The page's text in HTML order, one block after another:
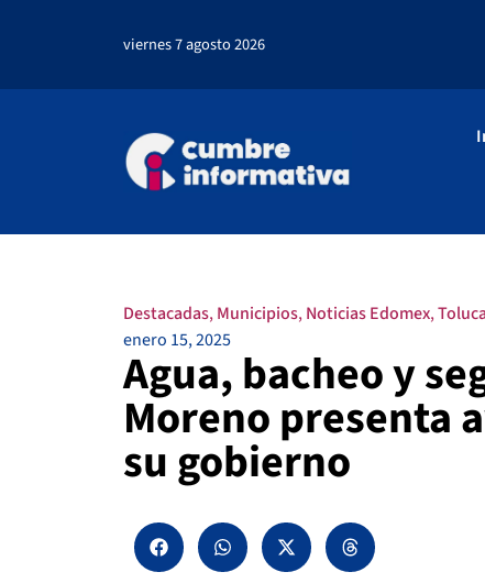
viernes 7 agosto 2026
Destacadas,Municipios,Noticias Edomex,Toluca
enero 15, 2025
Agua, bacheo y
Moreno presenta
su gobierno